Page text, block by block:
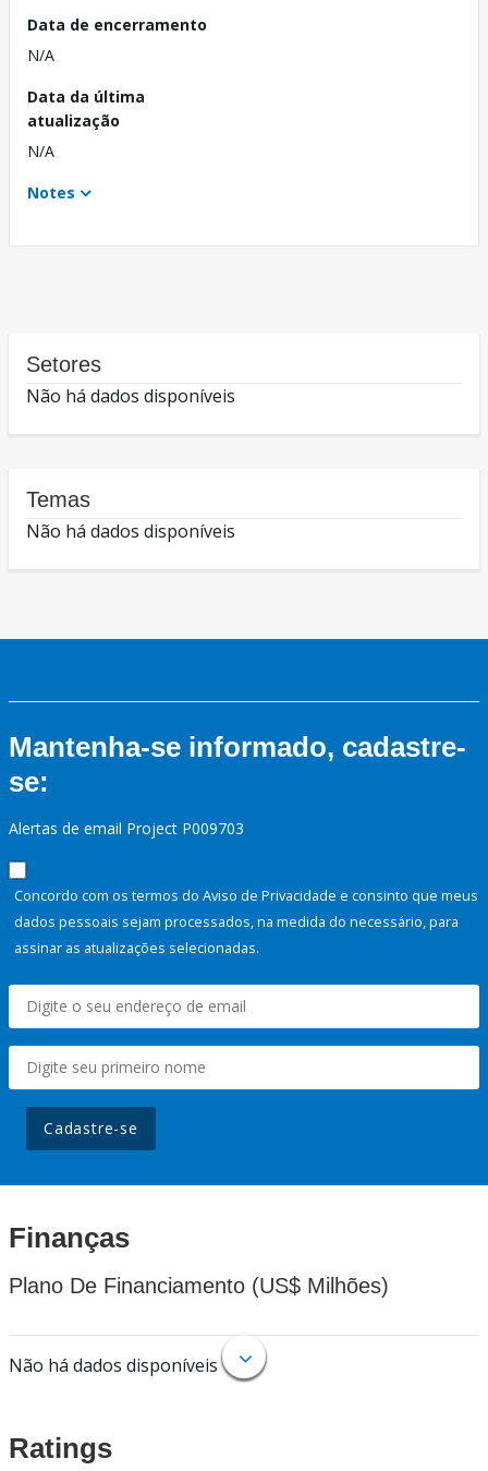
Data de encerramento
N/A
Data da última
atualização
N/A
Notes
Setores
Não há dados disponíveis
Temas
Não há dados disponíveis
Mantenha-se informado, cadastre-
se:
Alertas de email Project P009703
Concordo com os termos do Aviso de Privacidade e consinto que meus
dados pessoais sejam processados, na medida do necessário, para
assinar as atualizações selecionadas.
Cadastre-se
Finanças
Plano De Financiamento (US$ Milhões)
Não há dados disponíveis
Ratings